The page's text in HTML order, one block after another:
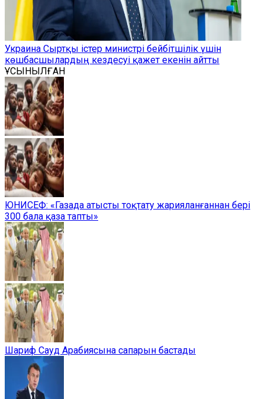
Украина Сыртқы істер министрі бейбітшілік үшін
көшбасшылардың кездесуі қажет екенін айтты
ҰСЫНЫЛҒАН
ЮНИСЕФ: «Газада атысты тоқтату жарияланғаннан бері
300 бала қаза тапты»
Шариф Сауд Арабиясына сапарын бастады